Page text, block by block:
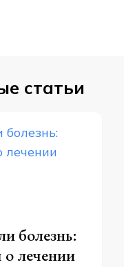
статьи
болезнь:
о лечении